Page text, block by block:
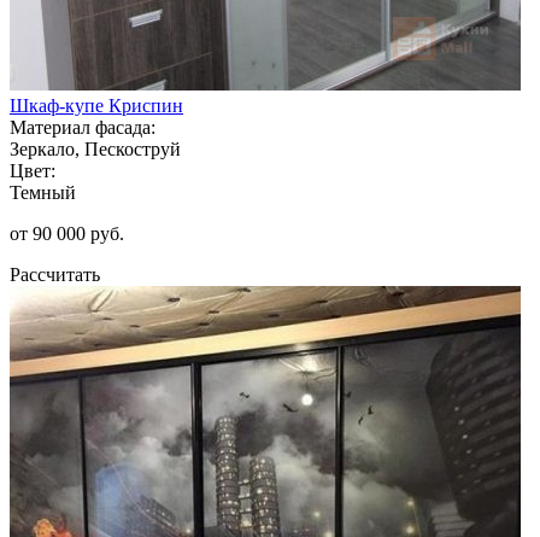
Шкаф-купе Криспин
Материал фасада:
Зеркало, Пескоструй
Цвет:
Темный
от 90 000 руб.
Рассчитать